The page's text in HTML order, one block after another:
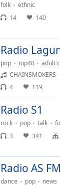
folk
ethnic
14
140
Radio
pop top40
adult
CHAINSMOKERS
4
119
Radio S1
rock pop talk
3
341
Radio AS FM
dance pop news